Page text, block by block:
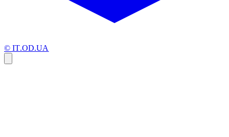
© IT.OD.UA